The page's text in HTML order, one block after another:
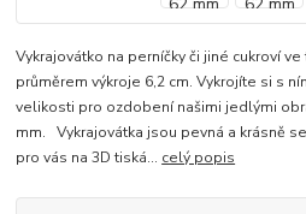
Vykrajovátko na perníčky či jiné cukroví
průměrem výkroje 6,2 cm. Vykrojíte si s
velikosti pro ozdobení našimi jedlými
mm. Vykrajovátka jsou pevná a krásně
pro vás na 3D tiská... celý popis